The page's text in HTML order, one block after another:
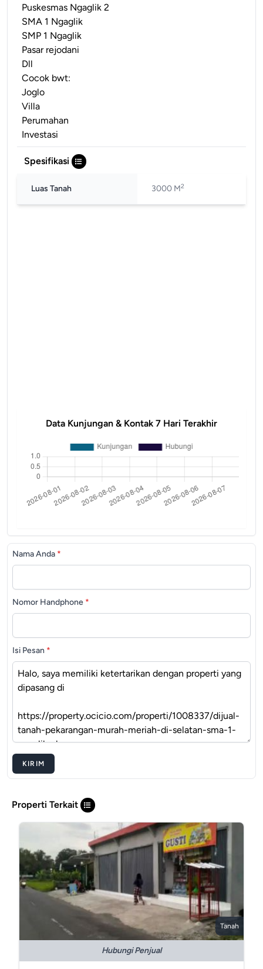
Puskesmas Ngaglik 2
SMA 1 Ngaglik
SMP 1 Ngaglik
Pasar rejodani
Dll
Cocok bwt:
Joglo
Villa
Perumahan
Investasi
Spesifikasi
Luas Tanah 3000 M2
Data Kunjungan & Kontak 7 Hari Terakhir
Nama Anda *
Nomor Handphone *
Isi Pesan *
KIRIM
Properti Terkait
Tanah
Hubungi Penjual